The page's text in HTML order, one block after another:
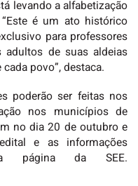
levando a alfabetização
é um ato histórico
para professores
adultos de suas aldeias
povo”, destaca.
poderão ser feitas nos
nos municípios de
no dia 20 de outubro e
e as informações
página da SEE.